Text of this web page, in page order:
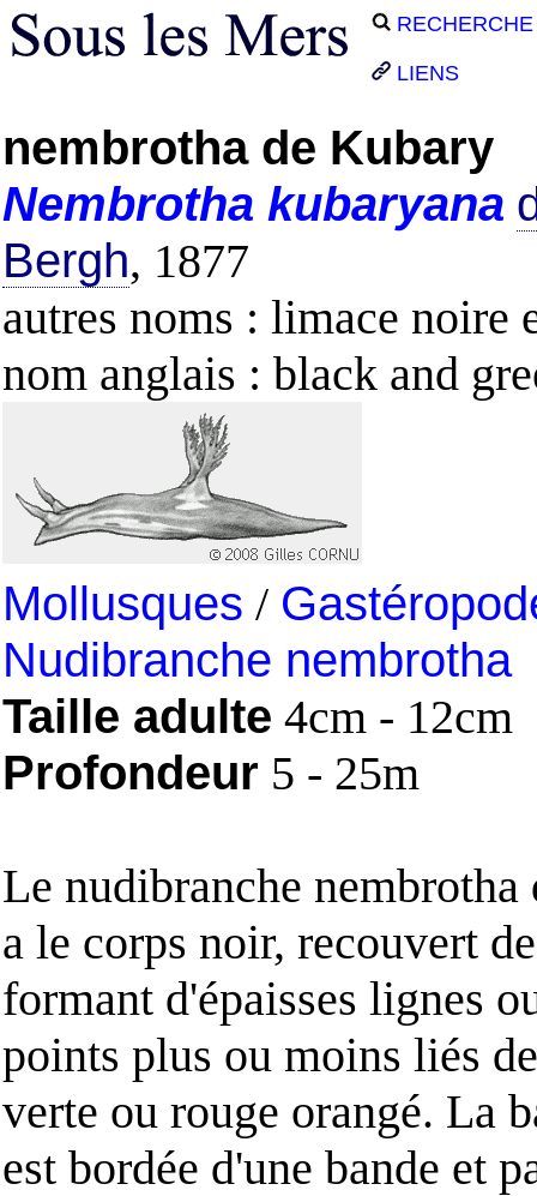
RECHERCHE
LIENS
nembrotha de Kubary
Nembrotha kubaryana
Bergh, 1877
autres noms : limace noire
nom anglais : black and
Mollusques /
Nudibranche nembrotha
Taille adulte 4cm - 12cm
Profondeur 5 - 25m
Le nudibranche
a le corps noir, recouvert
formant d'épaisses lignes
points plus ou moins liés
verte ou rouge orangé. La
est bordée d'une bande et